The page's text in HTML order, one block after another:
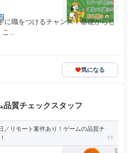
に職をつけるチャンス！基礎からじ
...
気になる
品質チェックスタッフ
／リモート案件あり！ゲームの品質チ